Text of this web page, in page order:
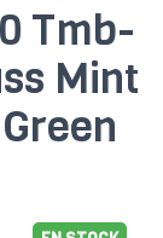
Tmb-
Mint